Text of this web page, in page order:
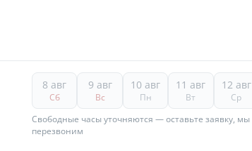
8 авг
Сб
9 авг
Вс
10 авг
Пн
11 авг
Вт
12 авг
Ср
Свободные часы уточняются — оставьте заявку, мы
перезвоним